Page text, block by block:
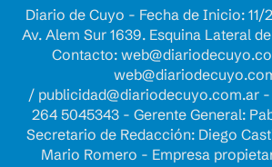
Diario de Cuyo - Fecha de Inicio:
Av. Alem Sur 1639. Esquina Lateral
Contacto:
/ publicidad@diariodecuyo.com.ar-
264 5045343 - Gerente General:
Secretario de Redacción: Diego
Mario Romero - Empresa